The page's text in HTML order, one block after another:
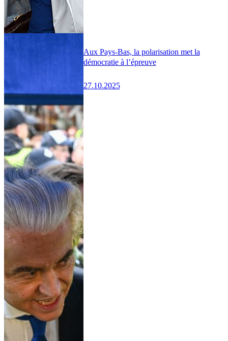
Aux Pays-Bas, la polarisation met la
démocratie à l’épreuve
27.10.2025